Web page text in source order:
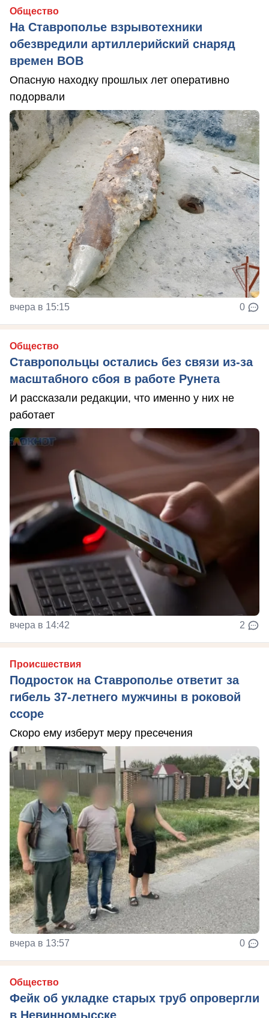
Общество
На Ставрополье взрывотехники
обезвредили артиллерийский снаряд
времен ВОВ
Опасную находку прошлых лет оперативно
подорвали
вчера в 15:15 0
Общество
Ставропольцы остались без связи из-за
масштабного сбоя в работе Рунета
И рассказали редакции, что именно у них не
работает
вчера в 14:42 2
Происшествия
Подросток на Ставрополье ответит за
гибель 37-летнего мужчины в роковой
ссоре
Скоро ему изберут меру пресечения
вчера в 13:57 0
Общество
Фейк об укладке старых труб опровергли
в Невинномысске